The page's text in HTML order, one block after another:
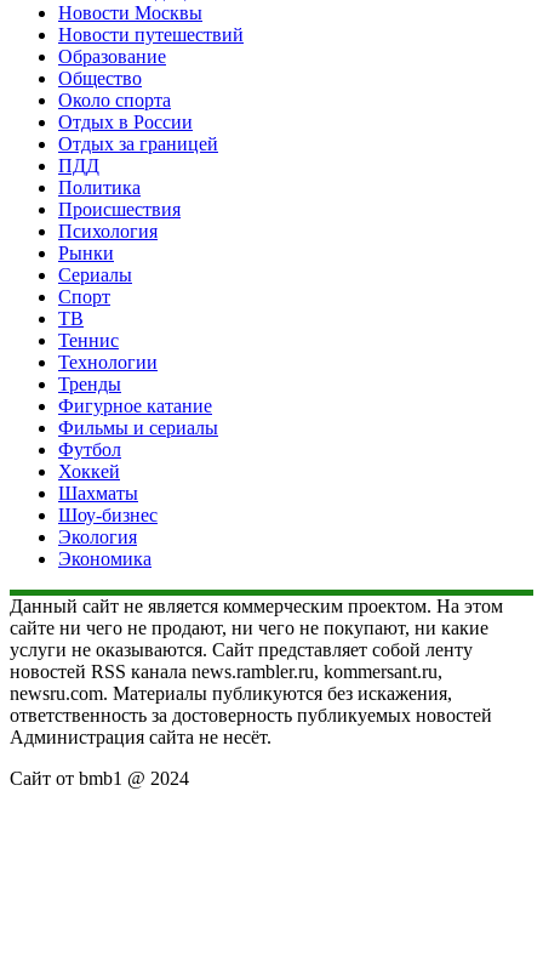
Новости Москвы
Новости путешествий
Образование
Общество
Около спорта
Отдых в России
Отдых за границей
ПДД
Политика
Происшествия
Психология
Рынки
Сериалы
Спорт
ТВ
Теннис
Технологии
Тренды
Фигурное катание
Фильмы и сериалы
Футбол
Хоккей
Шахматы
Шоу-бизнес
Экология
Экономика
Данный сайт не является коммерческим проектом. На этом
сайте ни чего не продают, ни чего не покупают, ни какие
услуги не оказываются. Сайт представляет собой ленту
новостей RSS канала news.rambler.ru, kommersant.ru,
newsru.com. Материалы публикуются без искажения,
ответственность за достоверность публикуемых новостей
Администрация сайта не несёт.
Сайт от bmb1 @ 2024